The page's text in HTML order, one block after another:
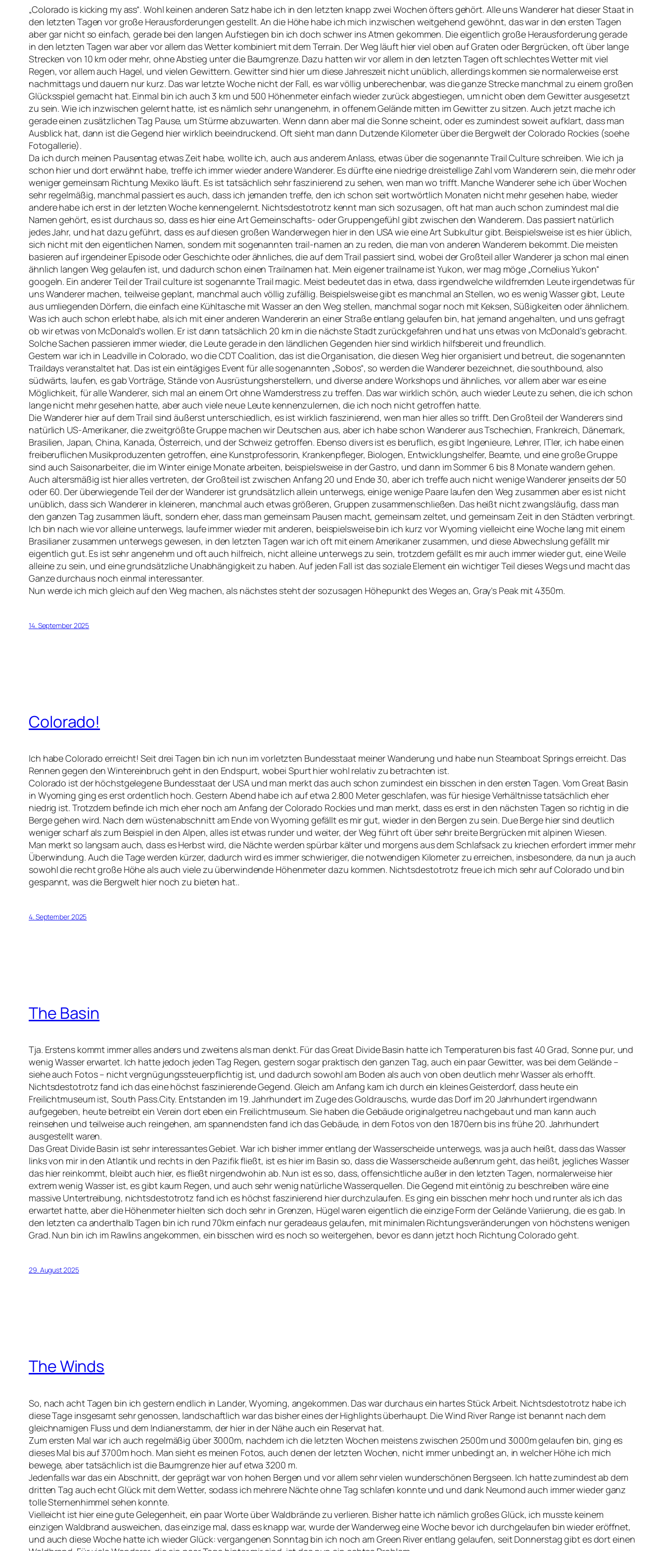
„Colorado is kicking my ass“. Wohl keinen anderen Satz habe ich in den letzten knapp zwei Wochen öfters gehört. Alle uns Wanderer hat dieser Staat in
den letzten Tagen vor große Herausforderungen gestellt. An die Höhe habe ich mich inzwischen weitgehend gewöhnt, das war in den ersten Tagen
aber gar nicht so einfach, gerade bei den langen Aufstiegen bin ich doch schwer ins Atmen gekommen. Die eigentlich große Herausforderung gerade
in den letzten Tagen war aber vor allem das Wetter kombiniert mit dem Terrain. Der Weg läuft hier viel oben auf Graten oder Bergrücken, oft über lange
Strecken von 10 km oder mehr, ohne Abstieg unter die Baumgrenze. Dazu hatten wir vor allem in den letzten Tagen oft schlechtes Wetter mit viel
Regen, vor allem auch Hagel, und vielen Gewittern. Gewitter sind hier um diese Jahreszeit nicht unüblich, allerdings kommen sie normalerweise erst
nachmittags und dauern nur kurz. Das war letzte Woche nicht der Fall, es war völlig unberechenbar, was die ganze Strecke manchmal zu einem großen
Glücksspiel gemacht hat. Einmal bin ich auch 3 km und 500 Höhenmeter einfach wieder zurück abgestiegen, um nicht oben dem Gewitter ausgesetzt
zu sein. Wie ich inzwischen gelernt hatte, ist es nämlich sehr unangenehm, in offenem Gelände mitten im Gewitter zu sitzen. Auch jetzt mache ich
gerade einen zusätzlichen Tag Pause, um Stürme abzuwarten. Wenn dann aber mal die Sonne scheint, oder es zumindest soweit aufklart, dass man
Ausblick hat, dann ist die Gegend hier wirklich beeindruckend. Oft sieht man dann Dutzende Kilometer über die Bergwelt der Colorado Rockies (soehe
Fotogallerie).
Da ich durch meinen Pausentag etwas Zeit habe, wollte ich, auch aus anderem Anlass, etwas über die sogenannte Trail Culture schreiben. Wie ich ja
schon hier und dort erwähnt habe, treffe ich immer wieder andere Wanderer. Es dürfte eine niedrige dreistellige Zahl vom Wanderern sein, die mehr oder
weniger gemeinsam Richtung Mexiko läuft. Es ist tatsächlich sehr faszinierend zu sehen, wen man wo trifft. Manche Wanderer sehe ich über Wochen
sehr regelmäßig, manchmal passiert es auch, dass ich jemanden treffe, den ich schon seit wortwörtlich Monaten nicht mehr gesehen habe, wieder
andere habe ich erst in der letzten Woche kennengelernt. Nichtsdestotrotz kennt man sich sozusagen, oft hat man auch schon zumindest mal die
Namen gehört, es ist durchaus so, dass es hier eine Art Gemeinschafts- oder Gruppengefühl gibt zwischen den Wanderern. Das passiert natürlich
jedes Jahr, und hat dazu geführt, dass es auf diesen großen Wanderwegen hier in den USA wie eine Art Subkultur gibt. Beispielsweise ist es hier üblich,
sich nicht mit den eigentlichen Namen, sondern mit sogenannten trail-namen an zu reden, die man von anderen Wanderern bekommt. Die meisten
basieren auf irgendeiner Episode oder Geschichte oder ähnliches, die auf dem Trail passiert sind, wobei der Großteil aller Wanderer ja schon mal einen
ähnlich langen Weg gelaufen ist, und dadurch schon einen Trailnamen hat. Mein eigener trailname ist Yukon, wer mag möge „Cornelius Yukon“
googeln. Ein anderer Teil der Trail culture ist sogenannte Trail magic. Meist bedeutet das in etwa, dass irgendwelche wildfremden Leute irgendetwas für
uns Wanderer machen, teilweise geplant, manchmal auch völlig zufällig. Beispielsweise gibt es manchmal an Stellen, wo es wenig Wasser gibt, Leute
aus umliegenden Dörfern, die einfach eine Kühltasche mit Wasser an den Weg stellen, manchmal sogar noch mit Keksen, Süßigkeiten oder ähnlichem.
Was ich auch schon erlebt habe, als ich mit einer anderen Wandererin an einer Straße entlang gelaufen bin, hat jemand angehalten, und uns gefragt
ob wir etwas von McDonald’s wollen. Er ist dann tatsächlich 20 km in die nächste Stadt zurückgefahren und hat uns etwas von McDonald’s gebracht.
Solche Sachen passieren immer wieder, die Leute gerade in den ländlichen Gegenden hier sind wirklich hilfsbereit und freundlich.
Gestern war ich in Leadville in Colorado, wo die CDT Coalition, das ist die Organisation, die diesen Weg hier organisiert und betreut, die sogenannten
Traildays veranstaltet hat. Das ist ein eintägiges Event für alle sogenannten „Sobos“, so werden die Wanderer bezeichnet, die southbound, also
südwärts, laufen, es gab Vorträge, Stände von Ausrüstungsherstellern, und diverse andere Workshops und ähnliches, vor allem aber war es eine
Möglichkeit, für alle Wanderer, sich mal an einem Ort ohne Wamderstress zu treffen. Das war wirklich schön, auch wieder Leute zu sehen, die ich schon
lange nicht mehr gesehen hatte, aber auch viele neue Leute kennenzulernen, die ich noch nicht getroffen hatte.
Die Wanderer hier auf dem Trail sind äußerst unterschiedlich, es ist wirklich faszinierend, wen man hier alles so trifft. Den Großteil der Wanderers sind
natürlich US-Amerikaner, die zweitgrößte Gruppe machen wir Deutschen aus, aber ich habe schon Wanderer aus Tschechien, Frankreich, Dänemark,
Brasilien, Japan, China, Kanada, Österreich, und der Schweiz getroffen. Ebenso divers ist es beruflich, es gibt Ingenieure, Lehrer, ITler, ich habe einen
freiberuflichen Musikproduzenten getroffen, eine Kunstprofessorin, Krankenpfleger, Biologen, Entwicklungshelfer, Beamte, und eine große Gruppe
sind auch Saisonarbeiter, die im Winter einige Monate arbeiten, beispielsweise in der Gastro, und dann im Sommer 6 bis 8 Monate wandern gehen.
Auch altersmäßig ist hier alles vertreten, der Großteil ist zwischen Anfang 20 und Ende 30, aber ich treffe auch nicht wenige Wanderer jenseits der 50
oder 60. Der überwiegende Teil der der Wanderer ist grundsätzlich allein unterwegs, einige wenige Paare laufen den Weg zusammen aber es ist nicht
unüblich, dass sich Wanderer in kleineren, manchmal auch etwas größeren, Gruppen zusammenschließen. Das heißt nicht zwangsläufig, dass man
den ganzen Tag zusammen läuft, sondern eher, dass man gemeinsam Pausen macht, gemeinsam zeltet, und gemeinsam Zeit in den Städten verbringt.
Ich bin nach wie vor alleine unterwegs, laufe immer wieder mit anderen, beispielsweise bin ich kurz vor Wyoming vielleicht eine Woche lang mit einem
Brasilianer zusammen unterwegs gewesen, in den letzten Tagen war ich oft mit einem Amerikaner zusammen, und diese Abwechslung gefällt mir
eigentlich gut. Es ist sehr angenehm und oft auch hilfreich, nicht alleine unterwegs zu sein, trotzdem gefällt es mir auch immer wieder gut, eine Weile
alleine zu sein, und eine grundsätzliche Unabhängigkeit zu haben. Auf jeden Fall ist das soziale Element ein wichtiger Teil dieses Wegs und macht das
Ganze durchaus noch einmal interessanter.
Nun werde ich mich gleich auf den Weg machen, als nächstes steht der sozusagen Höhepunkt des Weges an, Gray’s Peak mit 4350m.
14. September 2025
Colorado!
Ich habe Colorado erreicht! Seit drei Tagen bin ich nun im vorletzten Bundesstaat meiner Wanderung und habe nun Steamboat Springs erreicht. Das
Rennen gegen den Wintereinbruch geht in den Endspurt, wobei Spurt hier wohl relativ zu betrachten ist.
Colorado ist der höchstgelegene Bundesstaat der USA und man merkt das auch schon zumindest ein bisschen in den ersten Tagen. Vom Great Basin
in Wyoming ging es erst ordentlich hoch. Gestern Abend habe ich auf etwa 2.800 Meter geschlafen, was für hiesige Verhältnisse tatsächlich eher
niedrig ist. Trotzdem befinde ich mich eher noch am Anfang der Colorado Rockies und man merkt, dass es erst in den nächsten Tagen so richtig in die
Berge gehen wird. Nach dem wüstenabschnitt am Ende von Wyoming gefällt es mir gut, wieder in den Bergen zu sein. Due Berge hier sind deutlich
weniger scharf als zum Beispiel in den Alpen, alles ist etwas runder und weiter, der Weg führt oft über sehr breite Bergrücken mit alpinen Wiesen.
Man merkt so langsam auch, dass es Herbst wird, die Nächte werden spürbar kälter und morgens aus dem Schlafsack zu kriechen erfordert immer mehr
Überwindung. Auch die Tage werden kürzer, dadurch wird es immer schwieriger, die notwendigen Kilometer zu erreichen, insbesondere, da nun ja auch
sowohl die recht große Höhe als auch viele zu überwindende Höhenmeter dazu kommen. Nichtsdestotrotz freue ich mich sehr auf Colorado und bin
gespannt, was die Bergwelt hier noch zu bieten hat..
4. September 2025
The Basin
Tja. Erstens kommt immer alles anders und zweitens als man denkt. Für das Great Divide Basin hatte ich Temperaturen bis fast 40 Grad, Sonne pur, und
wenig Wasser erwartet. Ich hatte jedoch jeden Tag Regen, gestern sogar praktisch den ganzen Tag, auch ein paar Gewitter, was bei dem Gelände –
siehe auch Fotos – nicht vergnügungssteuerpflichtig ist, und dadurch sowohl am Boden als auch von oben deutlich mehr Wasser als erhofft.
Nichtsdestotrotz fand ich das eine höchst faszinierende Gegend. Gleich am Anfang kam ich durch ein kleines Geisterdorf, dass heute ein
Freilichtmuseum ist, South Pass.City. Entstanden im 19. Jahrhundert im Zuge des Goldrauschs, wurde das Dorf im 20 Jahrhundert irgendwann
aufgegeben, heute betreibt ein Verein dort eben ein Freilichtmuseum. Sie haben die Gebäude originalgetreu nachgebaut und man kann auch
reinsehen und teilweise auch reingehen, am spannendsten fand ich das Gebäude, in dem Fotos von den 1870ern bis ins frühe 20. Jahrhundert
ausgestellt waren.
Das Great Divide Basin ist sehr interessantes Gebiet. War ich bisher immer entlang der Wasserscheide unterwegs, was ja auch heißt, dass das Wasser
links von mir in den Atlantik und rechts in den Pazifik fließt, ist es hier im Basin so, dass die Wasserscheide außenrum geht, das heißt, jegliches Wasser
das hier reinkommt, bleibt auch hier, es fließt nirgendwohin ab. Nun ist es so, dass, offensichtliche außer in den letzten Tagen, normalerweise hier
extrem wenig Wasser ist, es gibt kaum Regen, und auch sehr wenig natürliche Wasserquellen. Die Gegend mit eintönig zu beschreiben wäre eine
massive Untertreibung, nichtsdestotrotz fand ich es höchst faszinierend hier durchzulaufen. Es ging ein bisschen mehr hoch und runter als ich das
erwartet hatte, aber die Höhenmeter hielten sich doch sehr in Grenzen, Hügel waren eigentlich die einzige Form der Gelände Variierung, die es gab. In
den letzten ca anderthalb Tagen bin ich rund 70km einfach nur geradeaus gelaufen, mit minimalen Richtungsveränderungen von höchstens wenigen
Grad. Nun bin ich im Rawlins angekommen, ein bisschen wird es noch so weitergehen, bevor es dann jetzt hoch Richtung Colorado geht.
29. August 2025
The Winds
So, nach acht Tagen bin ich gestern endlich in Lander, Wyoming, angekommen. Das war durchaus ein hartes Stück Arbeit. Nichtsdestotrotz habe ich
diese Tage insgesamt sehr genossen, landschaftlich war das bisher eines der Highlights überhaupt. Die Wind River Range ist benannt nach dem
gleichnamigen Fluss und dem Indianerstamm, der hier in der Nähe auch ein Reservat hat.
Zum ersten Mal war ich auch regelmäßig über 3000m, nachdem ich die letzten Wochen meistens zwischen 2500m und 3000m gelaufen bin, ging es
dieses Mal bis auf 3700m hoch. Man sieht es meinen Fotos, auch denen der letzten Wochen, nicht immer unbedingt an, in welcher Höhe ich mich
bewege, aber tatsächlich ist die Baumgrenze hier auf etwa 3200 m.
Jedenfalls war das ein Abschnitt, der geprägt war von hohen Bergen und vor allem sehr vielen wunderschönen Bergseen. Ich hatte zumindest ab dem
dritten Tag auch echt Glück mit dem Wetter, sodass ich mehrere Nächte ohne Tag schlafen konnte und und dank Neumond auch immer wieder ganz
tolle Sternenhimmel sehen konnte.
Vielleicht ist hier eine gute Gelegenheit, ein paar Worte über Waldbrände zu verlieren. Bisher hatte ich nämlich großes Glück, ich musste keinem
einzigen Waldbrand ausweichen, das einzige mal, dass es knapp war, wurde der Wanderweg eine Woche bevor ich durchgelaufen bin wieder eröffnet,
und auch diese Woche hatte ich wieder Glück: vergangenen Sonntag bin ich noch am Green River entlang gelaufen, seit Donnerstag gibt es dort einen